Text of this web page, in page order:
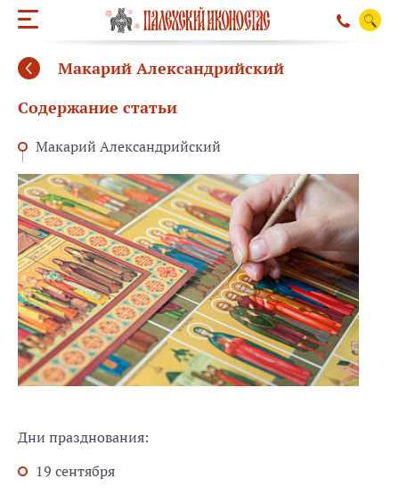
ОБРАТНЫЙ
Макарий Александрийский
Содержание статьи
Макарий Александрийский
Дни празднования:
19 сентября